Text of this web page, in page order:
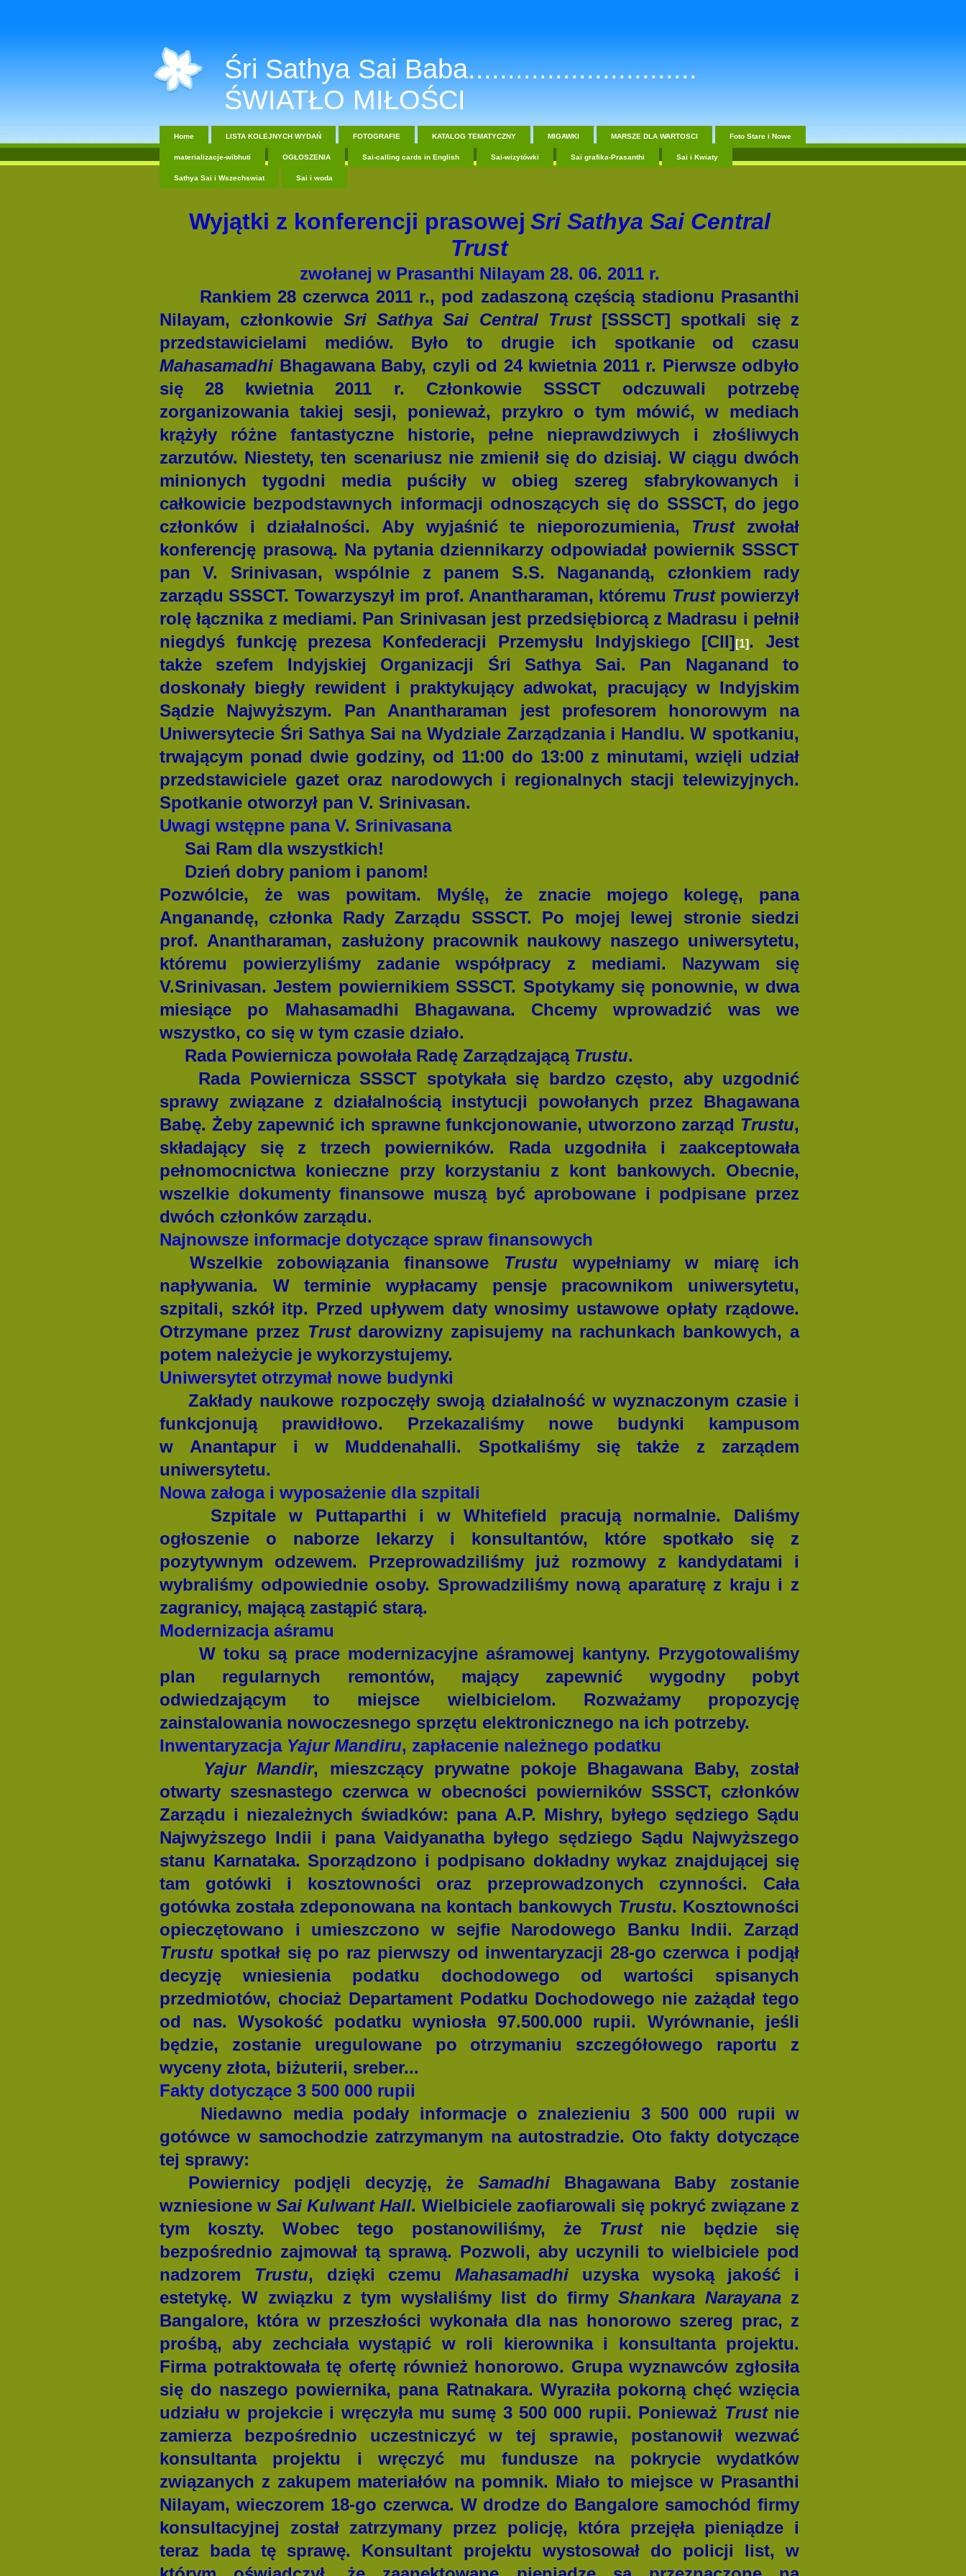
Śri Sathya Sai Baba.............................
ŚWIATŁO MIŁOŚCI
Home LISTA KOLEJNYCH WYDAŃ FOTOGRAFIE KATALOG TEMATYCZNY MIGAWKI MARSZE DLA WARTOSCI Foto Stare i Nowe
materializacje-wibhuti OGŁOSZENIA Sai-calling cards in English Sai-wizytówki Sai grafika-Prasanthi Sai i Kwiaty
Sathya Sai i Wszechswiat Sai i woda
Wyjątki z konferencji prasowej Sri Sathya Sai Central
Trust
zwołanej w Prasanthi Nilayam 28. 06. 2011 r.
Rankiem 28 czerwca 2011 r., pod zadaszoną częścią stadionu Prasanthi
Nilayam, członkowie Sri Sathya Sai Central Trust [SSSCT] spotkali się z
przedstawicielami mediów. Było to drugie ich spotkanie od czasu
Mahasamadhi Bhagawana Baby, czyli od 24 kwietnia 2011 r. Pierwsze odbyło
się 28 kwietnia 2011 r. Członkowie SSSCT odczuwali potrzebę
zorganizowania takiej sesji, ponieważ, przykro o tym mówić, w mediach
krążyły różne fantastyczne historie, pełne nieprawdziwych i złośliwych
zarzutów. Niestety, ten scenariusz nie zmienił się do dzisiaj. W ciągu dwóch
minionych tygodni media puściły w obieg szereg sfabrykowanych i
całkowicie bezpodstawnych informacji odnoszących się do SSSCT, do jego
członków i działalności. Aby wyjaśnić te nieporozumienia, Trustzwołał
konferencję prasową. Na pytania dziennikarzy odpowiadał powiernik SSSCT
pan V. Srinivasan, wspólnie z panem S.S. Naganandą, członkiem rady
zarządu SSSCT. Towarzyszył im prof. Anantharaman, któremu Trustpowierzył
rolę łącznika z mediami. Pan Srinivasan jest przedsiębiorcą z Madrasu i pełnił
niegdyś funkcję prezesa Konfederacji Przemysłu Indyjskiego [CII] [1]. Jest
także szefem Indyjskiej Organizacji Śri Sathya Sai. Pan Naganand to
doskonały biegły rewident i praktykujący adwokat, pracujący w Indyjskim
Sądzie Najwyższym. Pan Anantharaman jest profesorem honorowym na
Uniwersytecie Śri Sathya Sai na Wydziale Zarządzania i Handlu. W spotkaniu,
trwającym ponad dwie godziny, od 11:00 do 13:00 z minutami, wzięli udział
przedstawiciele gazet oraz narodowych i regionalnych stacji telewizyjnych.
Spotkanie otworzył pan V. Srinivasan.
Uwagi wstępne pana V. Srinivasana
Sai Ram dla wszystkich!
Dzień dobry paniom i panom!
Pozwólcie, że was powitam. Myślę, że znacie mojego kolegę, pana
Anganandę, członka Rady Zarządu SSSCT. Po mojej lewej stronie siedzi
prof. Anantharaman, zasłużony pracownik naukowy naszego uniwersytetu,
któremu powierzyliśmy zadanie współpracy z mediami. Nazywam się
V.Srinivasan. Jestem powiernikiem SSSCT. Spotykamy się ponownie, w dwa
miesiące po Mahasamadhi Bhagawana. Chcemy wprowadzić was we
wszystko, co się w tym czasie działo.
Rada Powiernicza powołała Radę Zarządzającą Trustu.
Rada Powiernicza SSSCT spotykała się bardzo często, aby uzgodnić
sprawy związane z działalnością instytucji powołanych przez Bhagawana
Babę. Żeby zapewnić ich sprawne funkcjonowanie, utworzono zarząd Trustu,
składający się z trzech powierników. Rada uzgodniła i zaakceptowała
pełnomocnictwa konieczne przy korzystaniu z kont bankowych. Obecnie,
wszelkie dokumenty finansowe muszą być aprobowane i podpisane przez
dwóch członków zarządu.
Najnowsze informacje dotyczące spraw finansowych
Wszelkie zobowiązania finansowe Trustu wypełniamy w miarę ich
napływania. W terminie wypłacamy pensje pracownikom uniwersytetu,
szpitali, szkół itp. Przed upływem daty wnosimy ustawowe opłaty rządowe.
Otrzymane przez Trustdarowizny zapisujemy na rachunkach bankowych, a
potem należycie je wykorzystujemy.
Uniwersytet otrzymał nowe budynki
Zakłady naukowe rozpoczęły swoją działalność w wyznaczonym czasie i
funkcjonują prawidłowo. Przekazaliśmy nowe budynki kampusom
w Anantapur i w Muddenahalli. Spotkaliśmy się także z zarządem
uniwersytetu.
Nowa załoga i wyposażenie dla szpitali
Szpitale w Puttaparthi i w Whitefield pracują normalnie. Daliśmy
ogłoszenie o naborze lekarzy i konsultantów, które spotkało się z
pozytywnym odzewem. Przeprowadziliśmy już rozmowy z kandydatami i
wybraliśmy odpowiednie osoby. Sprowadziliśmy nową aparaturę z kraju i z
zagranicy, mającą zastąpić starą.
Modernizacja aśramu
W toku są prace modernizacyjne aśramowej kantyny. Przygotowaliśmy
plan regularnych remontów, mający zapewnić wygodny pobyt
odwiedzającym to miejsce wielbicielom. Rozważamy propozycję
zainstalowania nowoczesnego sprzętu elektronicznego na ich potrzeby.
Inwentaryzacja Yajur Mandiru, zapłacenie należnego podatku
Yajur Mandir, mieszczący prywatne pokoje Bhagawana Baby, został
otwarty szesnastego czerwca w obecności powierników SSSCT, członków
Zarządu i niezależnych świadków: pana A.P. Mishry, byłego sędziego Sądu
Najwyższego Indii i pana Vaidyanatha byłego sędziego Sądu Najwyższego
stanu Karnataka. Sporządzono i podpisano dokładny wykaz znajdującej się
tam gotówki i kosztowności oraz przeprowadzonych czynności. Cała
gotówka została zdeponowana na kontach bankowych Trustu. Kosztowności
opieczętowano i umieszczono w sejfie Narodowego Banku Indii. Zarząd
Trustu spotkał się po raz pierwszy od inwentaryzacji 28-go czerwca i podjął
decyzję wniesienia podatku dochodowego od wartości spisanych
przedmiotów, chociaż Departament Podatku Dochodowego nie zażądał tego
od nas. Wysokość podatku wyniosła 97.500.000 rupii. Wyrównanie, jeśli
będzie, zostanie uregulowane po otrzymaniu szczegółowego raportu z
wyceny złota, biżuterii, sreber...
Fakty dotyczące 3 500 000 rupii
Niedawno media podały informacje o znalezieniu 3 500 000 rupii w
gotówce w samochodzie zatrzymanym na autostradzie. Oto fakty dotyczące
tej sprawy:
Powiernicy podjęli decyzję, żeSamadhi Bhagawana Baby zostanie
wzniesione wSai Kulwant Hall. Wielbiciele zaofiarowali się pokryć związane z
tym koszty. Wobec tego postanowiliśmy, że Trustnie będzie się
bezpośrednio zajmował tą sprawą. Pozwoli, aby uczynili to wielbiciele pod
nadzorem Trustu, dzięki czemu Mahasamadhi uzyska wysoką jakość i
estetykę. W związku z tym wysłaliśmy list do firmyShankara Narayanaz
Bangalore, która w przeszłości wykonała dla nas honorowo szereg prac, z
prośbą, aby zechciała wystąpić w roli kierownika i konsultanta projektu.
Firma potraktowała tę ofertę również honorowo. Grupa wyznawców zgłosiła
się do naszego powiernika, pana Ratnakara. Wyraziła pokorną chęć wzięcia
udziału w projekcie i wręczyła mu sumę 3 500 000 rupii. Ponieważ Trustnie
zamierza bezpośrednio uczestniczyć w tej sprawie, postanowił wezwać
konsultanta projektu i wręczyć mu fundusze na pokrycie wydatków
związanych z zakupem materiałów na pomnik. Miało to miejsce w Prasanthi
Nilayam, wieczorem 18-go czerwca. W drodze do Bangalore samochód firmy
konsultacyjnej został zatrzymany przez policję, która przejęła pieniądze i
teraz bada tę sprawę. Konsultant projektu wystosował do policji list, w